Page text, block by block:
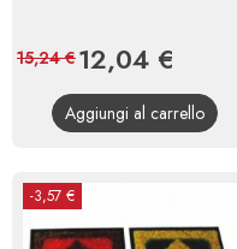
Prezzo
12,04 €
base
15,24 €
Aggiungi al carrello
-3,57 €